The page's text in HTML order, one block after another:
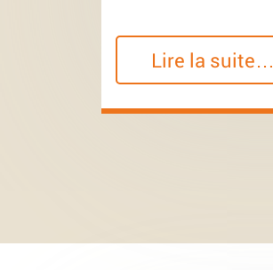
Lire la suite…